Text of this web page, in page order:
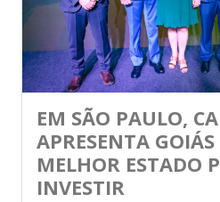
EM SÃO PAULO,
APRESENTA
MELHOR ESTADO
INVESTIR